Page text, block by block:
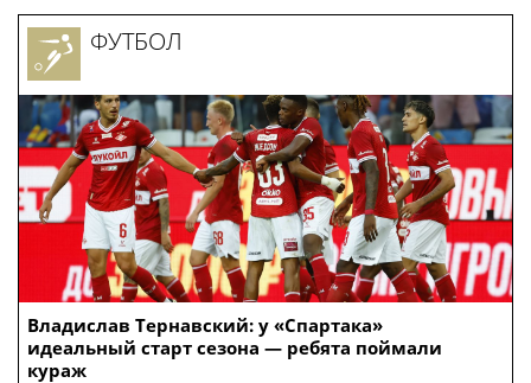
Владислав Тернавский: у «Спартака»
идеальный старт сезона — ребята поймали
кураж
ФУТБОЛ